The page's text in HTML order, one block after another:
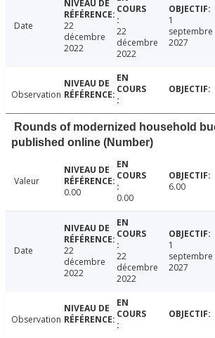
Date
22
décembre
2022
22
décembre
2022
1
septembre
2027
Observation
Rounds of modernized household
published online (Number)
Valeur
0.00
0.00
6.00
Date
22
décembre
2022
22
décembre
2022
1
septembre
2027
Observation